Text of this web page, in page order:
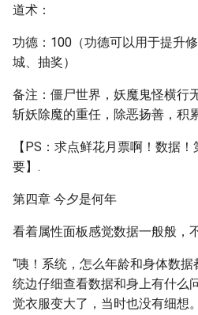
道术：
功德：100（功德可以用于提升
城、抽奖）
备注：僵尸世界，妖魔鬼怪横行
斩妖除魔的重任，除恶扬善，积
【PS：求点鲜花月票啊！数据
要】.
第四章 今夕是何年
看着属性面板感觉数据一般般，
“咦！系统，怎么年龄和身体数
统边仔细查看数据和身上有什么
觉衣服变大了，当时也没有细想